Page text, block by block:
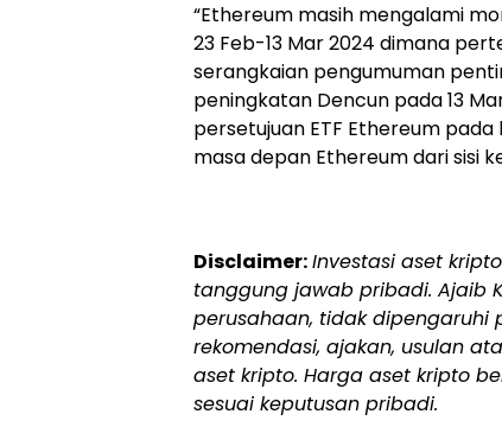
“Ethereum masih mengalami
23 Feb-13 Mar 2024 dimana
serangkaian pengumuman
peningkatan Dencun pada 13
persetujuan ETF Ethereum
masa depan Ethereum dari sisi
Disclaimer:Investasi aset
tanggung jawab pribadi. Ajaib
perusahaan, tidak dipengaruhi
rekomendasi, ajakan, usulan
aset kripto. Harga aset kripto
sesuai keputusan pribadi.